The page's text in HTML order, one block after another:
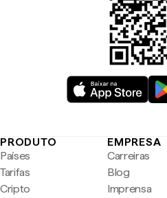
PRODUTO
Países
Tarifas
Cripto
EMPRESA
Carreiras
Blog
Imprensa